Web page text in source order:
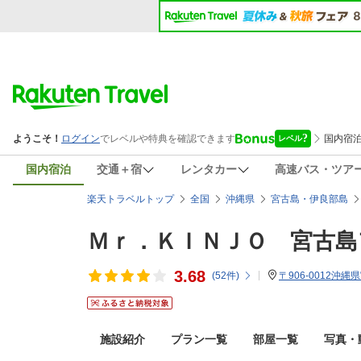
国内宿泊 交通＋宿 レンタカー 高速バス・ツア
楽天トラベルトップ 全国 沖縄県 宮古島・伊良部島
Ｍｒ．ＫＩＮＪＯ 宮古
3.68 (52件) 〒906-0012沖縄
施設紹介 プラン一覧 部屋一覧 写真・